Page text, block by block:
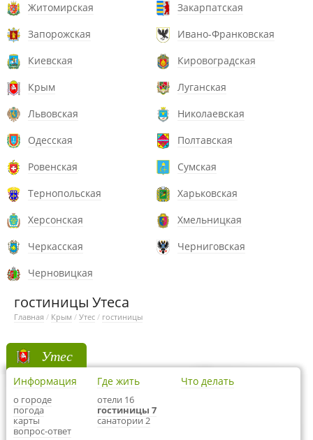
Житомирская
Закарпатская
Запорожская
Ивано-Франковская
Киевская
Кировоградская
Крым
Луганская
Львовская
Николаевская
Одесская
Полтавская
Ровенская
Сумская
Тернопольская
Харьковская
Херсонская
Хмельницкая
Черкасская
Черниговская
Черновицкая
гостиницы Утеса
Главная / Крым / Утес / гостиницы
Утес
Информация
о городе
погода
карты
вопрос-ответ
Где жить
отели 16
гостиницы 7
санатории 2
Что делать